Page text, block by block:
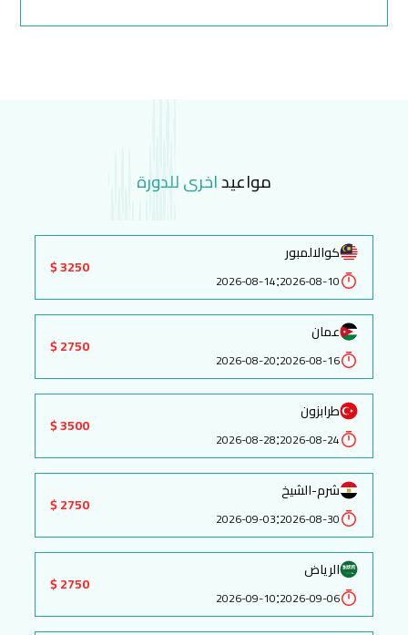
مواعيداخرى للدورة
كوالالمبور
2026-08-10
:
2026-08-14
3250 $
عمان
2026-08-16
:
2026-08-20
2750 $
طرابزون
2026-08-24
:
2026-08-28
3500 $
شرم-الشيخ
2026-08-30
:
2026-09-03
2750 $
الرياض
2026-09-06
:
2026-09-10
2750 $